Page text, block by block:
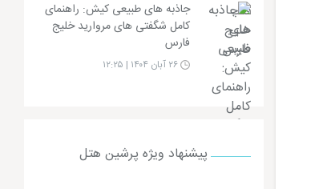
جاذبه های طبیعی کیش: راهنمای
کامل شگفتی های مروارید خلیج
فارس
۲۶ آبان ۱۴۰۴ | ۱۲:۲۵
پیشنهاد ویژه پرشین هتل